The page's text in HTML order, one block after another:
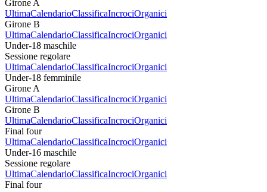
Girone A
UltimaCalendarioClassificaIncrociOrganici
Girone B
UltimaCalendarioClassificaIncrociOrganici
Under-18 maschile
Sessione regolare
UltimaCalendarioClassificaIncrociOrganici
Under-18 femminile
Girone A
UltimaCalendarioClassificaIncrociOrganici
Girone B
UltimaCalendarioClassificaIncrociOrganici
Final four
UltimaCalendarioClassificaIncrociOrganici
Under-16 maschile
Sessione regolare
UltimaCalendarioClassificaIncrociOrganici
Final four